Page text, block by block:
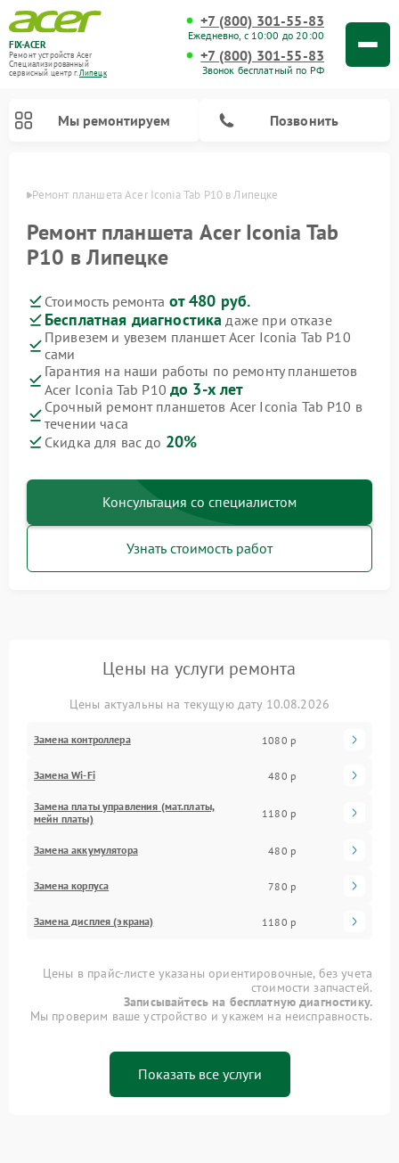
FIX-ACER
Ремонт устройств Acer
Специализированный
cервисный центр г.Липецк
+7 (800) 301-55-83
Ежедневно, с 10:00 до 20:00
+7 (800) 301-55-83
Звонок бесплатный по РФ
Мы ремонтируем Позвонить
Ремонт планшета Acer Iconia Tab P10 в Липецке
Ремонт планшета Acer Iconia Tab
P10 в Липецке
Стоимость ремонта от 480 руб.
Бесплатная диагностика даже при отказе
Привезем и увезем планшет Acer Iconia Tab P10
сами
Гарантия на наши работы по ремонту планшетов
Acer Iconia Tab P10 до 3-х лет
Срочный ремонт планшетов Acer Iconia Tab P10 в
течении часа
Скидка для вас до 20%
Консультация со специалистом
Узнать стоимость работ
Цены на услуги ремонта
Цены актуальны на текущую дату 10.08.2026
Замена контроллера 1080 р
Замена Wi-Fi 480 р
Замена платы управления (мат.платы,
мейн платы)
1180 р
Замена аккумулятора 480 р
Замена корпуса 780 р
Замена дисплея (экрана) 1180 р
Цены в прайс-листе указаны ориентировочные, без учета
стоимости запчастей.
Записывайтесь на бесплатную диагностику.
Мы проверим ваше устройство и укажем на неисправность.
Показать все услуги